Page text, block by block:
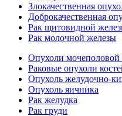
Злокачественная
Доброкачественная
Рак щитовидной
Рак молочной железы
Опухоли мочеполовой
Раковые опухоли
Опухоль желудочно-
Опухоль яичника
Рак желудка
Рак груди